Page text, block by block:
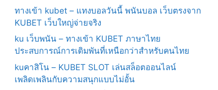
ทางเข้า kubet – แทงบอลวันนี้ พนันบอล เว็บตรงจาก
KUBET เว็บใหญ่จ่ายจริง
ku เว็บพนัน – ทางเข้า KUBET ภาษาไทย
ประสบการณ์การเดิมพันที่เหนือกว่าสำหรับคนไทย
kuคาสิโน – KUBET SLOT เล่นสล็อตออนไลน์
เพลิดเพลินกับความสนุกแบบไม่อั้น